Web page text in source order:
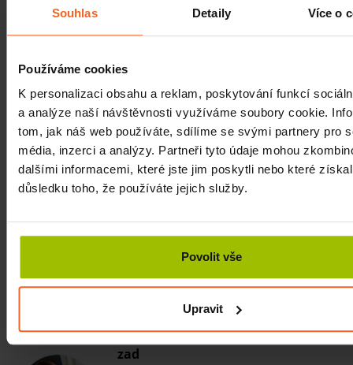
Souhlas Detaily Více o
Používáme cookies
K personalizaci obsahu a reklam, poskytování funkcí
a analýze naší návštěvnosti využíváme soubory cookie.
tom, jak náš web používáte, sdílíme se svými partnery pro
média, inzerci a analýzy. Partneři tyto údaje mohou
dalšími informacemi, které jste jim poskytli nebo které
důsledku toho, že používáte jejich služby.
Povolit vše
Upravit
svaly obepínající kloubní pouzdra dolních končetin
Cvičte pravidelně sbalanční podložkouSanctband.
jistý krok.
Balanční podložka neobsahuje ftaláty.
Související články
Jak ulevit bolestivým zádům? Proč bolesti
vznikají, kdo jimi trpí nejvíce a jak si
můžete pomoci sami z pohodlí vašeho
Cvičení v kanceláři proti bolesti
zad